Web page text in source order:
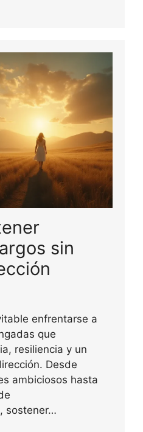
sin
enfrentarse a
que
resiliencia y un
Desde
ambiciosos hasta
sostener…